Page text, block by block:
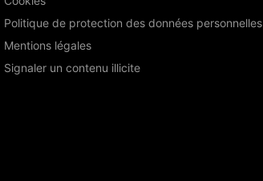
Politique de protection des données personnelles
Mentions légales
Signaler un contenu illicite